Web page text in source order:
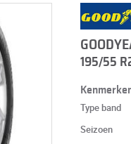
195/55
Type band
Seizoen